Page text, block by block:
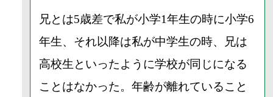
兄とは5歳差で私が小学1年生の時に小学6
年生、それ以降は私が中学生の時、兄は
高校生といったように学校が同じになる
ことはなかった。年齢が離れていること